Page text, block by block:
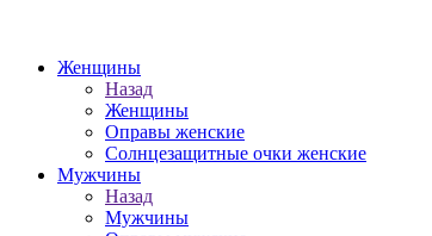
Женщины
Назад
Женщины
Оправы женские
Солнцезащитные очки женские
Мужчины
Назад
Мужчины